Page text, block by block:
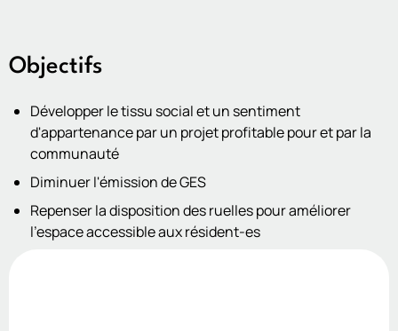
Objectifs
Développer le tissu social et un sentiment
d'appartenance par un projet profitable pour et par la
communauté
Diminuer l'émission de GES
Repenser la disposition des ruelles pour améliorer
l'espace accessible aux résident-es